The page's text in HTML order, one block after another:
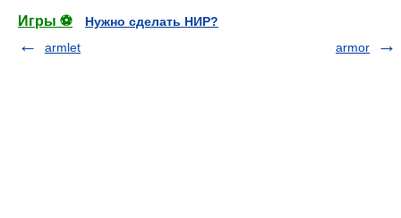
Игры ⚽
Нужно сделать НИР?
armlet
armor